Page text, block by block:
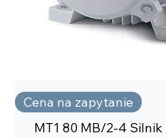
Cena na zapytanie
MT1 80 MB/2-4